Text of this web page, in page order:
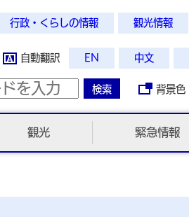
行政・くらしの情報 観光情報
自動翻訳 EN 中文
検索 背景色
観光 緊急情報